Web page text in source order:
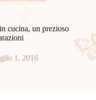
cucina, un prezioso
1, 2016